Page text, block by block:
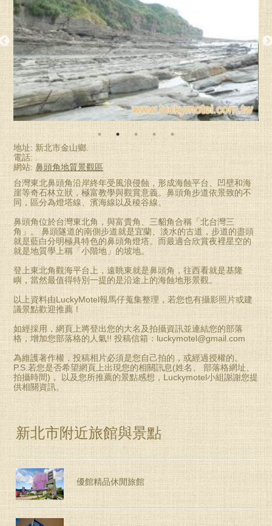
地址: 新北市金山鄉.
電話: .
網站:鼻頭角地質景觀區
台灣東北鼻頭角沿岸終年受風浪侵蝕，形成海蝕平台、凹壁和海
崖等奇石林立狀，極富教學與觀賞意義。鼻頭角步道依景致的不
同，區分為燈塔線、濱海線以及稜谷線。
鼻頭角位於台灣東北角，與富貴角、三貂角合稱「北台灣三
角」。 鼻頭隧道的南側步道就是宜蘭、淡水的古道，步道的盡頭
就是藍白分明極具特色的鼻頭角燈塔。而最適合欣賞夜裡星空的
就是地質學上稱「小階地」的坡地。
登上東北角觀海平台上，遠眺東就是鼻頭角，往西看就是基隆
嶼，當然最值得特別一提的是沿途上的海蝕地形景觀。
以上資料由LuckyMotel報馬仔蒐集整理，若您也有攝影照片或建
議景點歡迎推薦！
如經採用，網頁上將登出您的大名及拍攝資訊並連結您的部落
格，增加您部落格的人氣!! 投稿信箱： luckymotel@gmail.com
為維護著作權，投稿相片必須是您自己拍的，或經過授權的。
P.S.若您是否希望網頁上出現您的相關訊息(姓名、 部落格網址、
拍攝時間)， 以及您所推薦的景點感想，Luckymotel小組謝謝您提
供相關資訊。
新北市附近旅館與景點
優館精品休閒旅館